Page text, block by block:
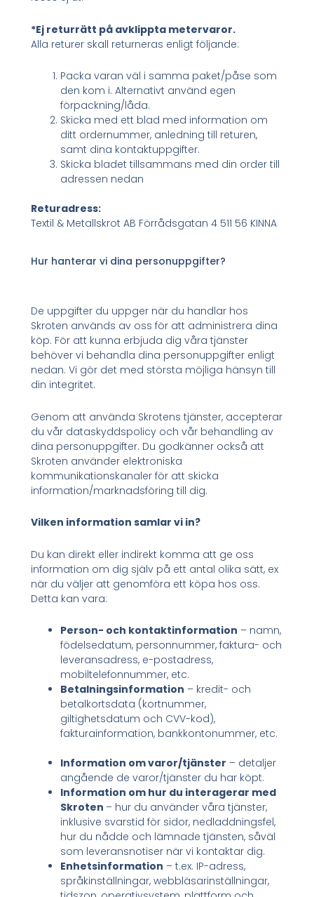
*Ej returrätt på avklippta metervaror.
Alla returer skall returneras enligt följande:
Packa varan väl i samma paket/påse som
den kom i. Alternativt använd egen
förpackning/låda.
Skicka med ett blad med information om
ditt ordernummer, anledning till returen,
samt dina kontaktuppgifter.
Skicka bladet tillsammans med din order till
adressen nedan
Returadress:
Textil & Metallskrot AB Förrådsgatan 4 511 56 KINNA
Hur hanterar vi dina personuppgifter?
De uppgifter du uppger när du handlar hos
Skroten används av oss för att administrera dina
köp. För att kunna erbjuda dig våra tjänster
behöver vi behandla dina personuppgifter enligt
nedan. Vi gör det med största möjliga hänsyn till
din integritet.
Genom att använda Skrotens tjänster, accepterar
du vår dataskyddspolicy och vår behandling av
dina personuppgifter. Du godkänner också att
Skroten använder elektroniska
kommunikationskanaler för att skicka
information/marknadsföring till dig.
Vilken information samlar vi in?
Du kan direkt eller indirekt komma att ge oss
information om dig själv på ett antal olika sätt, ex
när du väljer att genomföra ett köpa hos oss.
Detta kan vara:
Person- och kontaktinformation – namn,
födelsedatum, personnummer, faktura- och
leveransadress, e-postadress,
mobiltelefonnummer, etc.
Betalningsinformation – kredit- och
betalkortsdata (kortnummer,
giltighetsdatum och CVV-kod),
fakturainformation, bankkontonummer, etc.
Information om varor/tjänster – detaljer
angående de varor/tjänster du har köpt.
Information om hur du interagerar med
Skroten – hur du använder våra tjänster,
inklusive svarstid för sidor, nedladdningsfel,
hur du nådde och lämnade tjänsten, såväl
som leveransnotiser när vi kontaktar dig.
Enhetsinformation – t.ex. IP-adress,
språkinställningar, webbläsarinställningar,